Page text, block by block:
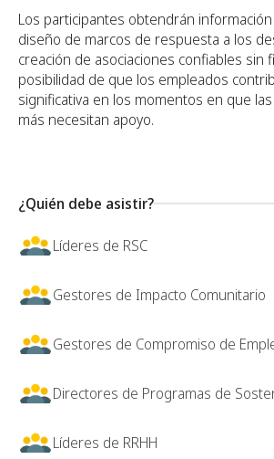
Los participantes obtendrán
diseño de marcos de respuesta a los
creación de asociaciones confiables sin
posibilidad de que los empleados
significativa en los momentos en que
más necesitan apoyo.
¿Quién debe asistir?
Líderes de RSC
Gestores de Impacto Comunitario
Gestores de Compromiso de
Directores de Programas de
Líderes de RRHH